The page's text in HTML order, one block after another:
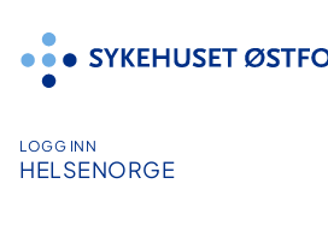
innhold
LOGG INN
HELSENORGE